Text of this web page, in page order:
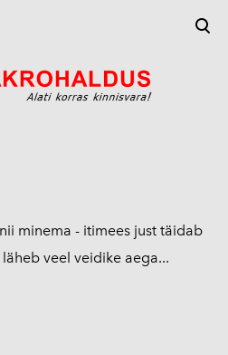
minema - itimees just täidab
veel veidike aega...